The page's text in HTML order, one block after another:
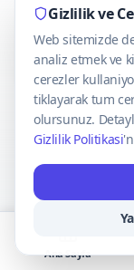
©
Gizlilik ve
Web sitemizde
analiz etmek ve
cerezler
tiklayarak tum
olursunuz.
Gizlilik Politikasi
Ana Sayfa